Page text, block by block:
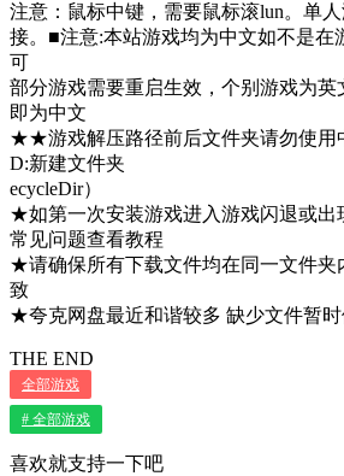
注意：鼠标中键，需要鼠标滚lun。单
接。■注意:本站游戏均为中文如不是在
可
部分游戏需要重启生效，个别游戏为英
即为中文
★★游戏解压路径前后文件夹请勿使用
D:新建文件夹
ecycleDir）
★如第一次安装游戏进入游戏闪退或
常见问题查看教程
★请确保所有下载文件均在同一文件夹
致
★夸克网盘最近和谐较多 缺少文件暂
THE END
全部游戏
# 全部游戏
喜欢就支持一下吧